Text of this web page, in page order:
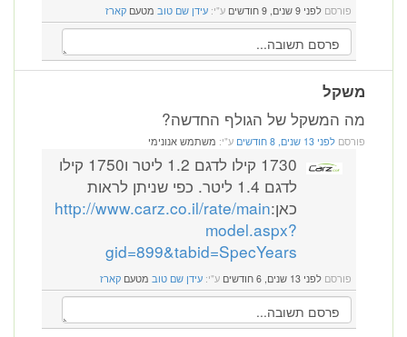
פורסם לפני 9 שנים, 9 חודשים ע"י: עידן שם טוב מטעם קארז
משקל
מה המשקל של הגולף החדשה?
פורסם לפני 13 שנים, 8 חודשים ע"י: משתמש אנונימי
1730 קילו לדגם 1.2 ליטר ו1750 קילו
לדגם 1.4 ליטר. כפי שניתן לראות
כאן:http://www.carz.co.il/rate/main
model.aspx?
gid=899&tabid=SpecYears
פורסם לפני 13 שנים, 6 חודשים ע"י: עידן שם טוב מטעם קארז